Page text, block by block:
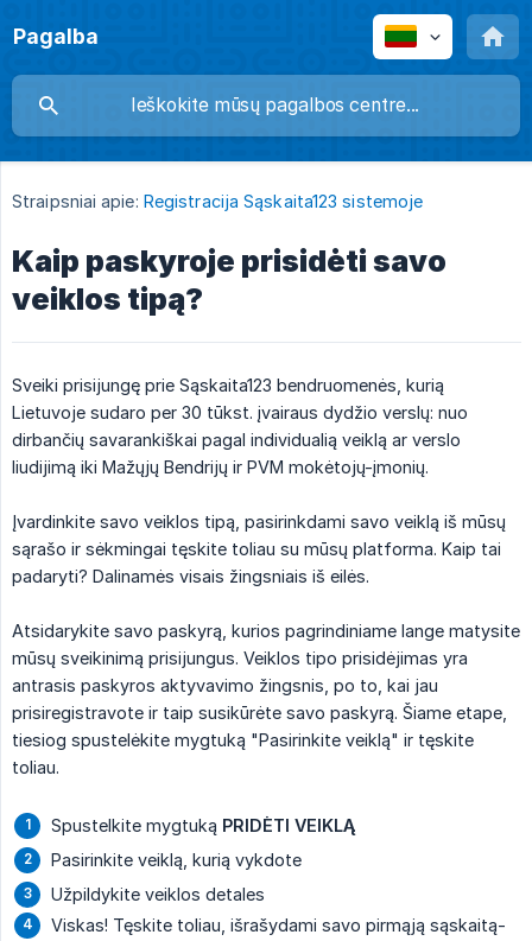
Pagalba
Straipsniai apie: Registracija Sąskaita123 sistemoje
Kaip paskyroje prisidėti savo
veiklos tipą?
Sveiki prisijungę prie Sąskaita123 bendruomenės, kurią
Lietuvoje sudaro per 30 tūkst. įvairaus dydžio verslų: nuo
dirbančių savarankiškai pagal individualią veiklą ar verslo
liudijimą iki Mažųjų Bendrijų ir PVM mokėtojų-įmonių.
Įvardinkite savo veiklos tipą, pasirinkdami savo veiklą iš mūsų
sąrašo ir sėkmingai tęskite toliau su mūsų platforma. Kaip tai
padaryti? Dalinamės visais žingsniais iš eilės.
Atsidarykite savo paskyrą, kurios pagrindiniame lange matysite
mūsų sveikinimą prisijungus. Veiklos tipo prisidėjimas yra
antrasis paskyros aktyvavimo žingsnis, po to, kai jau
prisiregistravote ir taip susikūrėte savo paskyrą. Šiame etape,
tiesiog spustelėkite mygtuką "Pasirinkite veiklą" ir tęskite
toliau.
Spustelkite mygtuką PRIDĖTI VEIKLĄ
Pasirinkite veiklą, kurią vykdote
Užpildykite veiklos detales
Viskas! Tęskite toliau, išrašydami savo pirmąją sąskaitą-